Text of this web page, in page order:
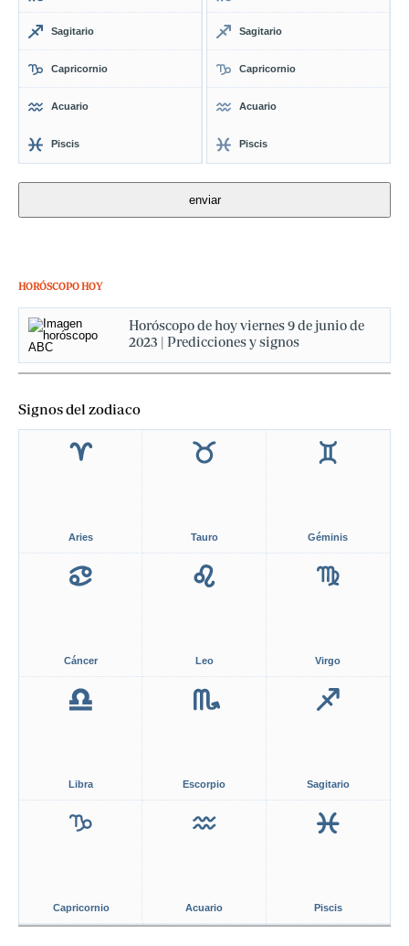
Sagitario
Capricornio
Acuario
Piscis
Sagitario
Capricornio
Acuario
Piscis
HORÓSCOPO HOY
Horóscopo de hoy viernes 9 de junio de
2023 | Predicciones y signos
Signos del zodiaco
Aries Tauro Géminis
Cáncer Leo Virgo
Libra Escorpio Sagitario
Capricornio Acuario Piscis